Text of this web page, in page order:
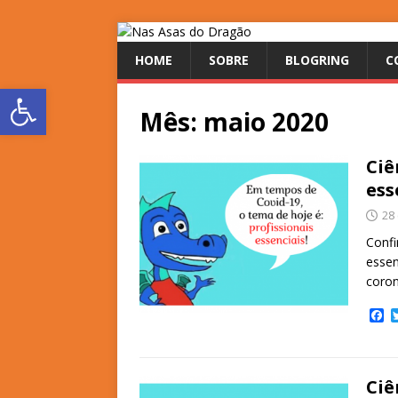
Abrir a barra de ferramentas
HOME SOBRE BLOGRING
Mês: maio 2020
28
o